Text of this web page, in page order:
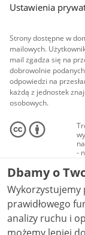
Ustawienia
Strony dostępne w
mailowych.
mail zgadza się na
dobrowolnie
odpowiedzi na
każdą z jednostek
osobowych.
-
Dbamy o
Wykorzystujemy
prawidłowego
analizy ruchu i